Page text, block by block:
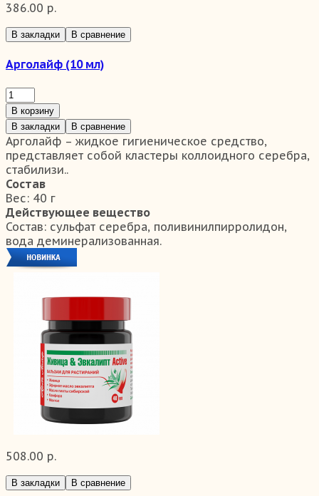
386.00 р.
В закладки В сравнение
Арголайф (10 мл)
В корзину
В закладки
В сравнение
Арголайф – жидкое гигиеническое средство,
представляет собой кластеры коллоидного серебра,
стабилизи..
Состав
Вес: 40 г
Действующее вещество
Состав: сульфат серебра, поливинилпирролидон,
вода деминерализованная.
508.00 р.
В закладки В сравнение